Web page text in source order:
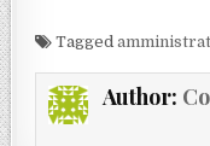
Tagged
Author: